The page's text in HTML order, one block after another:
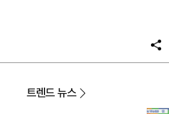
공
트렌드 뉴스